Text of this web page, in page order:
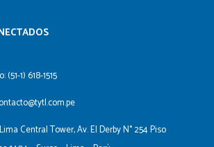
(51-1) 618-1515
Central Tower, Av. El Derby N° 254 Piso